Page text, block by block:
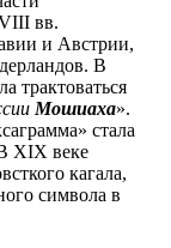
вв.
и Австрии,
В
трактоваться
Мошиаха».
стала
XIX веке
кагала,
символа в